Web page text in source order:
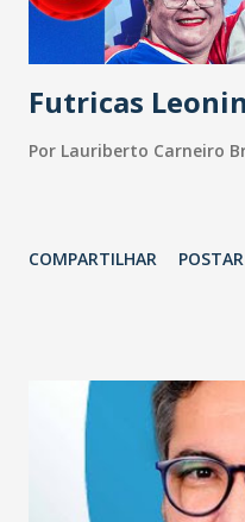
Futricas
Por Lauriberto Carneiro
COMPARTILHAR